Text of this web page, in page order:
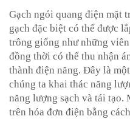
Gạch ngói quang điện mặt
gạch đặc biệt có thể được
trông giống như những
đồng thời có thể thu nhận
thành điện năng. Đây là
chúng ta khai thác năng
năng lượng sạch và tái
trên hóa đơn điện bằng